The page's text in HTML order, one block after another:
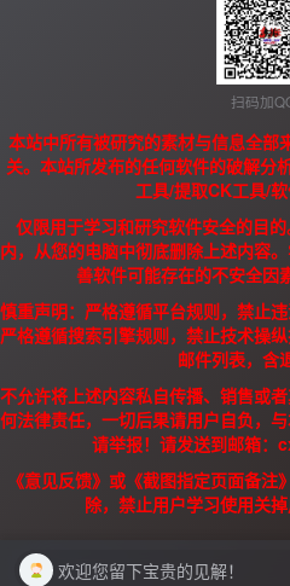
扫码加
本站中所有被研究的素材与信息全部
关。本站所发布的任何软件的破解分
工具/提取CK工具/软
仅限用于学习和研究软件安全的目
内，从您的电脑中彻底删除上述内容
善软件可能存在的不安全因
慎重声明：严格遵循平台规则，禁止
严格遵循搜索引擎规则，禁止技术操
邮件列表，含
不允许将上述内容私自传播、销售或
何法律责任，一切后果请用户自负，
请举报！请发送到邮箱
《意见反馈》或《截图指定页面备
除，禁止用户学习使用关掉
欢迎您留下宝贵的见解！